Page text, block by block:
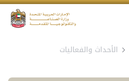
الأحداث والفعاليات